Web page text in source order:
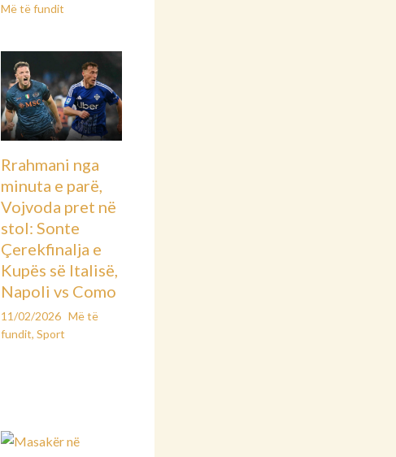
Më të fundit
Rrahmani nga
minuta e parë,
Vojvoda pret në
stol: Sonte
Çerekfinalja e
Kupës së Italisë,
Napoli vs Como
11/02/2026 Më të
fundit,Sport